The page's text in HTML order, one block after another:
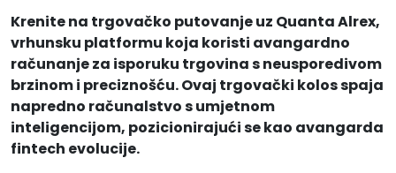
Krenite na trgovačko putovanje uz Quanta Alrex,
vrhunsku platformu koja koristi avangardno
računanje za isporuku trgovina s neusporedivom
brzinom i preciznošću. Ovaj trgovački kolos spaja
napredno računalstvo s umjetnom
inteligencijom, pozicionirajući se kao avangarda
fintech evolucije.